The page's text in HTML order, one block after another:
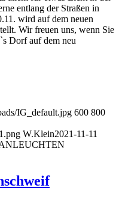
entlang der Straßen in
wird auf dem neuen
Wir freuen uns, wenn Sie
Dorf auf dem neu
IG_default.jpg 600 800
W.Klein2021-11-11